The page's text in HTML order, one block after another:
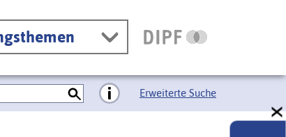
Erweiterte Suche